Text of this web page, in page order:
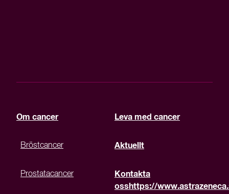
Om cancer
Bröstcancer
Prostatacancer
Leva med cancer
Aktuellt
Kontakta
oss https://